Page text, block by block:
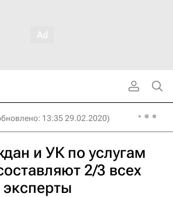
13:35 29.02.2020)
и УК по услугам
2/3 всех